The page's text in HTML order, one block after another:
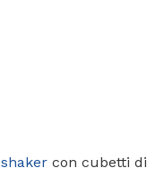
shaker con cubetti di